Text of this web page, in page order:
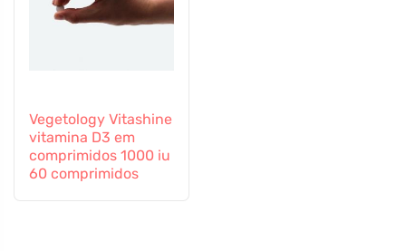
Vegetology Vitashine
vitamina D3 em
comprimidos 1000 iu
60 comprimidos